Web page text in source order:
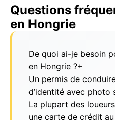
Questions
en Hongrie
De quoi ai-je besoin
en Hongrie ?+
Un permis de
d’identité avec photo
La plupart des
une carte de crédit